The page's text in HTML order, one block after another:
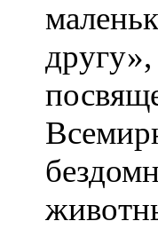
другу»,